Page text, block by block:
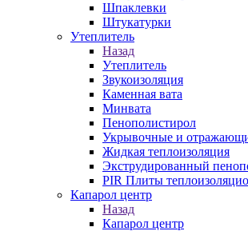
Шпаклевки
Штукатурки
Утеплитель
Назад
Утеплитель
Звукоизоляция
Каменная вата
Минвата
Пенополистирол
Укрывочные и
Жидкая теплоизоляция
Экструдированный
PIR Плиты
Капарол центр
Назад
Капарол центр